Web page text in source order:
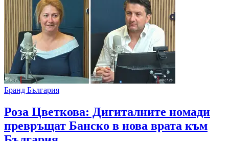
Бранд България
Роза Цветкова: Дигиталните номади
превръщат Банско в нова врата към